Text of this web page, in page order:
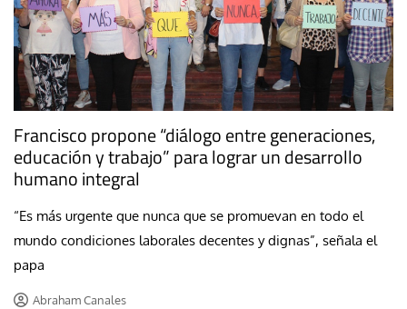
Francisco propone “diálogo entre generaciones,
educación y trabajo” para lograr un desarrollo
humano integral
“Es más urgente que nunca que se promuevan en todo el
mundo condiciones laborales decentes y dignas”, señala el
papa
Abraham Canales